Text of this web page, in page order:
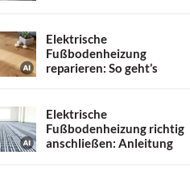
Elektrische
Fußbodenheizung
reparieren: So geht’s
Elektrische
Fußbodenheizung richtig
anschließen: Anleitung